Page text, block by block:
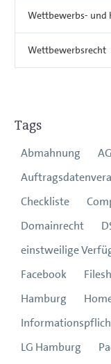
Wettbewerbs- und
Wettbewerbsrecht
Tags
Abmahnung
Checkliste
Domainrecht
einstweilige
Facebook
Hamburg
LG Hamburg